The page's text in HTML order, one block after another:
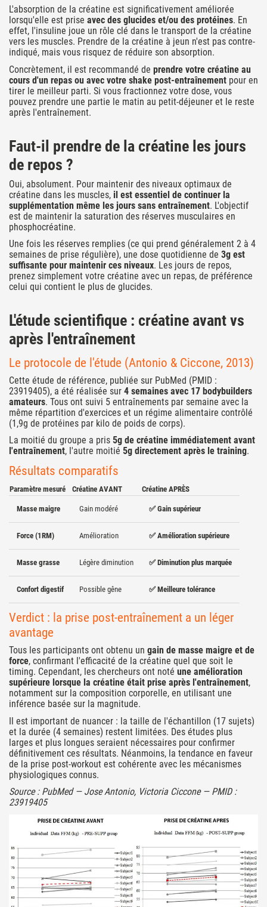
L'absorption de la créatine est significativement améliorée
lorsqu'elle est prise avec des glucides et/ou des protéines. En
effet, l'insuline joue un rôle clé dans le transport de la créatine
vers les muscles. Prendre de la créatine à jeun n'est pas contre-
indiqué, mais vous risquez de réduire son absorption.
Concrètement, il est recommandé de prendre votre créatine au
cours d'un repas ou avec votre shake post-entraînement pour en
tirer le meilleur parti. Si vous fractionnez votre dose, vous
pouvez prendre une partie le matin au petit-déjeuner et le reste
après l'entraînement.
Faut-il prendre de la créatine les jours
de repos ?
Oui, absolument. Pour maintenir des niveaux optimaux de
créatine dans les muscles, il est essentiel de continuer la
supplémentation même les jours sans entraînement. L'objectif
est de maintenir la saturation des réserves musculaires en
phosphocréatine.
Une fois les réserves remplies (ce qui prend généralement 2 à 4
semaines de prise régulière), une dose quotidienne de 3g est
suffisante pour maintenir ces niveaux. Les jours de repos,
prenez simplement votre créatine avec un repas, de préférence
celui qui contient le plus de glucides.
L'étude scientifique : créatine avant vs
après l'entraînement
Le protocole de l'étude (Antonio & Ciccone, 2013)
Cette étude de référence, publiée sur PubMed (PMID :
23919405), a été réalisée sur 4 semaines avec 17 bodybuilders
amateurs. Tous ont suivi 5 entraînements par semaine avec la
même répartition d'exercices et un régime alimentaire contrôlé
(1,9g de protéines par kilo de poids de corps).
La moitié du groupe a pris 5g de créatine immédiatement avant
l'entraînement, l'autre moitié 5g directement après le training.
Résultats comparatifs
Paramètre mesuré Créatine AVANT Créatine APRÈS
Masse maigre Gain modéré ✅ Gain supérieur
Force (1RM) Amélioration ✅ Amélioration supérieure
Masse grasse Légère diminution ✅ Diminution plus marquée
Confort digestif Possible gêne ✅ Meilleure tolérance
Verdict : la prise post-entraînement a un léger
avantage
Tous les participants ont obtenu un gain de masse maigre et de
force, confirmant l'efficacité de la créatine quel que soit le
timing. Cependant, les chercheurs ont noté une amélioration
supérieure lorsque la créatine était prise après l'entraînement,
notamment sur la composition corporelle, en utilisant une
inférence basée sur la magnitude.
Il est important de nuancer : la taille de l'échantillon (17 sujets)
et la durée (4 semaines) restent limitées. Des études plus
larges et plus longues seraient nécessaires pour confirmer
définitivement ces résultats. Néanmoins, la tendance en faveur
de la prise post-workout est cohérente avec les mécanismes
physiologiques connus.
Source : PubMed — Jose Antonio, Victoria Ciccone — PMID :
23919405